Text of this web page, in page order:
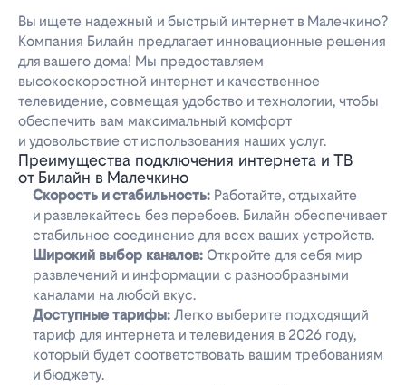
Вы ищете надежный и быстрый интернет в Малечкино?
Компания Билайн предлагает инновационные решения
для вашего дома! Мы предоставляем
высокоскоростной интернет и качественное
телевидение, совмещая удобство и технологии, чтобы
обеспечить вам максимальный комфорт
и удовольствие от использования наших услуг.
Преимущества подключения интернета и ТВ
от Билайн в Малечкино
Скорость и стабильность: Работайте, отдыхайте
и развлекайтесь без перебоев. Билайн обеспечивает
стабильное соединение для всех ваших устройств.
Широкий выбор каналов: Откройте для себя мир
развлечений и информации с разнообразными
каналами на любой вкус.
Доступные тарифы: Легко выберите подходящий
тариф для интернета и телевидения в 2026 году,
который будет соответствовать вашим требованиям
и бюджету.